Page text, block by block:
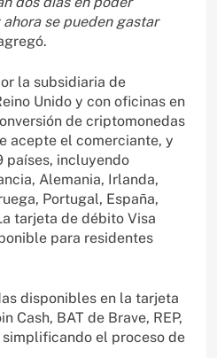
se pueden gastar
la subsidiaria de
Unido y con oficinas en
de criptomonedas
acepte el comerciante, y
países, incluyendo
Alemania, Irlanda,
Portugal, España,
tarjeta de débito Visa
para residentes
disponibles en la tarjeta
Cash, BAT de Brave, REP,
simplificando el proceso de